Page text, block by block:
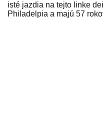
isté jazdia na tejto linke
Philadelpia a majú 57